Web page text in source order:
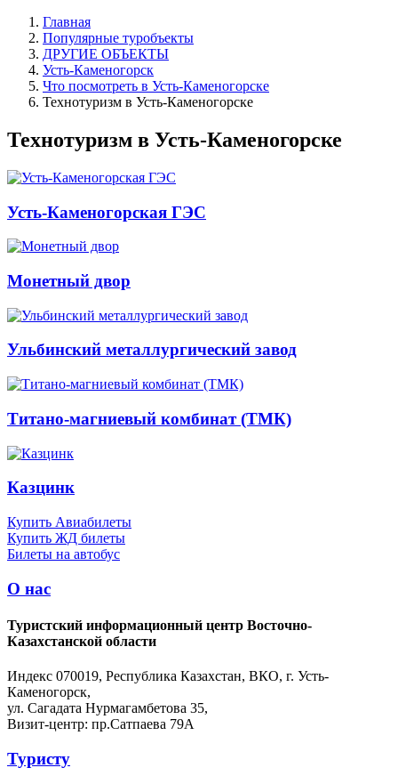
Главная
Популярные туробъекты
ДРУГИЕ ОБЪЕКТЫ
Усть-Каменогорск
Что посмотреть в Усть-Каменогорске
Технотуризм в Усть-Каменогорске
Технотуризм в Усть-Каменогорске
Усть-Каменогорская ГЭС
Монетный двор
Ульбинский металлургический завод
Титано-магниевый комбинат (ТМК)
Казцинк
Купить Авиабилеты
Купить ЖД билеты
Билеты на автобус
О нас
Туристский информационный центр Восточно-
Казахстанской области
Индекс 070019, Республика Казахстан, ВКО, г. Усть-
Каменогорск,
ул. Сагадата Нурмагамбетова 35,
Визит-центр: пр.Сатпаева 79А
Туристу